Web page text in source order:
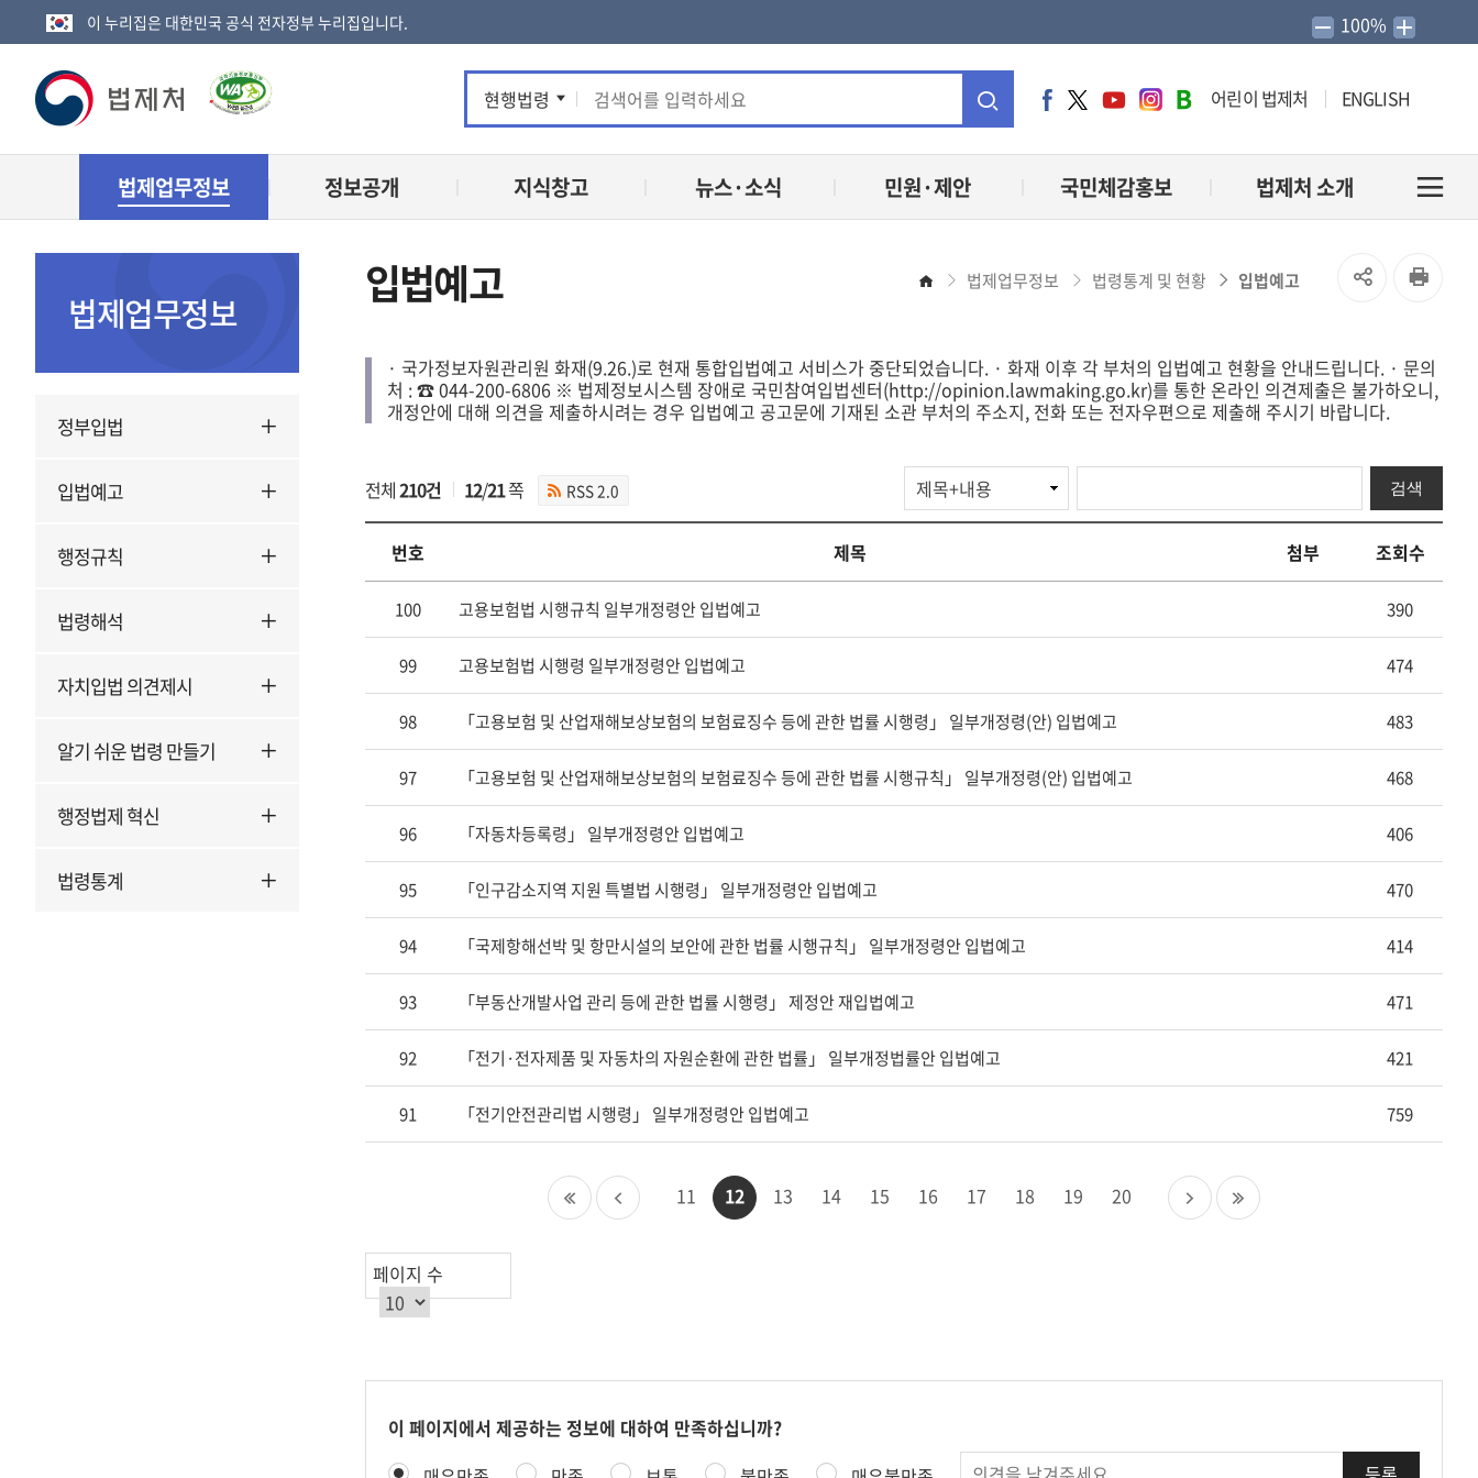
이 누리집은 대한민국 공식 전자정부 누리집입니다. 100%
법
제
로
통
합
검
현행법령
통
색
페
스
북
트
터
유
브
타
그
버
어린이 법제처 ENGLISH
법제업무정보 정보공개 지식창고 뉴스·소식 민원·제안 국민체감홍보 법제처 소개
법제업무정보
정부입법
입법예고
행정규칙
법령해석
자치입법 의견제시
알기 쉬운 법령 만들기
행정법제 혁신
법령통계
입법예고 홈 법제업무정보 법령통계 및 현황 입법예고
· 국가정보자원관리원 화재(9.26.)로 현재 통합입법예고 서비스가 중단되었습니다. · 화재 이후 각 부처의 입법예고 현황을 안내드립니다. · 문의
처 : ☎ 044-200-6806 ※ 법제정보시스템 장애로 국민참여입법센터(http://opinion.lawmaking.go.kr)를 통한 온라인 의견제출은 불가하오니,
개정안에 대해 의견을 제출하시려는 경우 입법예고 공고문에 기재된 소관 부처의 주소지, 전화 또는 전자우편으로 제출해 주시기 바랍니다.
SNS
유
열
기
인
입
법
예
검색
전체210건 12/21쪽 RSS 2.0
예
1
번
제
첨
조
니
번호 제목 첨부 조회수
100 고용보험법 시행규칙 일부개정령안 입법예고 390
99 고용보험법 시행령 일부개정령안 입법예고 474
98 「고용보험 및 산업재해보상보험의 보험료징수 등에 관한 법률 시행령」 일부개정령(안) 입법예고 483
97 「고용보험 및 산업재해보상보험의 보험료징수 등에 관한 법률 시행규칙」 일부개정령(안) 입법예고 468
96 「자동차등록령」 일부개정령안 입법예고 406
95 「인구감소지역 지원 특별법 시행령」 일부개정령안 입법예고 470
94 「국제항해선박 및 항만시설의 보안에 관한 법률 시행규칙」 일부개정령안 입법예고 414
93 「부동산개발사업 관리 등에 관한 법률 시행령」 제정안 재입법예고 471
92 「전기·전자제품 및 자동차의 자원순환에 관한 법률」 일부개정법률안 입법예고 421
91 「전기안전관리법 시행령」 일부개정령안 입법예고 759
첫
페
이
전
11 12 13 14 15 16 17 18 19 20
다
음
마
지
페이지 수
콘
이 페이지에서 제공하는 정보에 대하여 만족하십니까?
만
의